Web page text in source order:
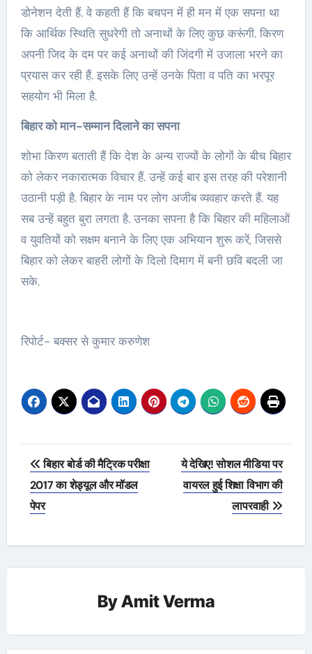
डोनेशन देती हैं. वे कहती हैं कि बचपन में ही मन में एक सपना था
कि आर्थिक स्थिति सुधरेगी तो अनाथों के लिए कुछ करूंगी. किरण
अपनी जिद के दम पर कई अनाथों की जिंदगी में उजाला भरने का
प्रयास कर रही हैं. इसके लिए उन्हें उनके पिता व पति का भरपूर
सहयोग भी मिला है.
बिहार को मान-सम्मान दिलाने का सपना
शोभा किरण बताती हैं कि देश के अन्य राज्यों के लोगों के बीच बिहार
को लेकर नकारात्मक विचार हैं. उन्हें कई बार इस तरह की परेशानी
उठानी पड़ी है. बिहार के नाम पर लोग अजीब व्यवहार करते हैं. यह
सब उन्हें बहुत बुरा लगता है. उनका सपना है कि बिहार की महिलाओं
व युवतियों को सक्षम बनाने के लिए एक अभियान शुरू करें, जिससे
बिहार को लेकर बाहरी लोगों के दिलो दिमाग में बनी छवि बदली जा
सके.
रिपोर्ट- बक्सर से कुमार करुणेश
Post
navigation
बिहार बोर्ड की मैट्रिक परीक्षा
2017 का शेड्यूल और मॉडल
पेपर
ये देखिए! सोशल मीडिया पर
वायरल हुई शिक्षा विभाग की
लापरवाही
ByAmit Verma